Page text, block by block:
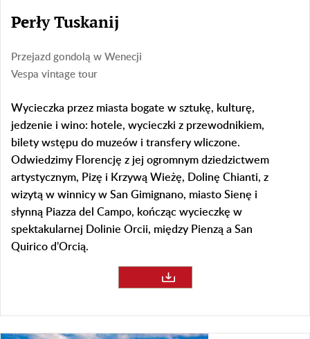
Perły Tuskanij
Przejazd gondolą w Wenecji
Vespa vintage tour
Wycieczka przez miasta bogate w sztukę, kulturę,
jedzenie i wino: hotele, wycieczki z przewodnikiem,
bilety wstępu do muzeów i transfery wliczone.
Odwiedzimy Florencję z jej ogromnym dziedzictwem
artystycznym, Pizę i Krzywą Wieżę, Dolinę Chianti, z
wizytą w winnicy w San Gimignano, miasto Sienę i
słynną Piazza del Campo, kończąc wycieczkę w
spektakularnej Dolinie Orcii, między Pienzą a San
Quirico d'Orcią.